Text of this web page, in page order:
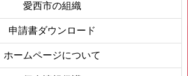
愛西市の組織
申請書ダウンロード
ホームページについて